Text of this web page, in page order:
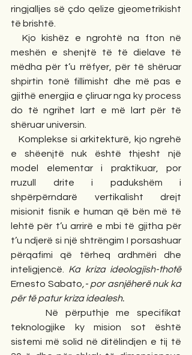
ringjalljes së çdo qelize gjeometrikisht
të brishtë.
meshën e shenjtë të të dielave të
mëdha për t’u rrëfyer, për të shëruar
shpirtin tonë fillimisht dhe më pas e
gjithë energjia e çliruar nga ky process
do të ngrihet lart e më lart për të
shëruar universin.
   Komplekse si arkitekturë, kjo ngrehë
e shëenjtë nuk është thjesht një
model elementar i praktikuar, por
rruzull drite i padukshëm i
shpërpërndarë vertikalisht drejt
misionit fisnik e human që bën më të
lehtë për t’u arrirë e mbi të gjitha për
t’u ndjerë si një shtrëngim I porsashuar
përqafimi që tërheq ardhmëri dhe
inteligjencë.
Ka kriza ideologjish-thotë
Ernesto Sabato,- por asnjëherë nuk ka
për të patur kriza idealesh.
     Në përputhje me specifikat
teknologjike ky mision sot është
sistemi më solid në ditëlindjen e tij të